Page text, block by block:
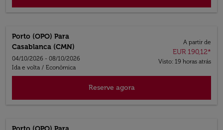
Porto (OPO) Para
Casablanca (CMN)
04/10/2026 - 08/10/2026
Ida e volta / Econômica
A partir de
EUR 190,12*
Visto: 19 horas atrás
Reserve agora